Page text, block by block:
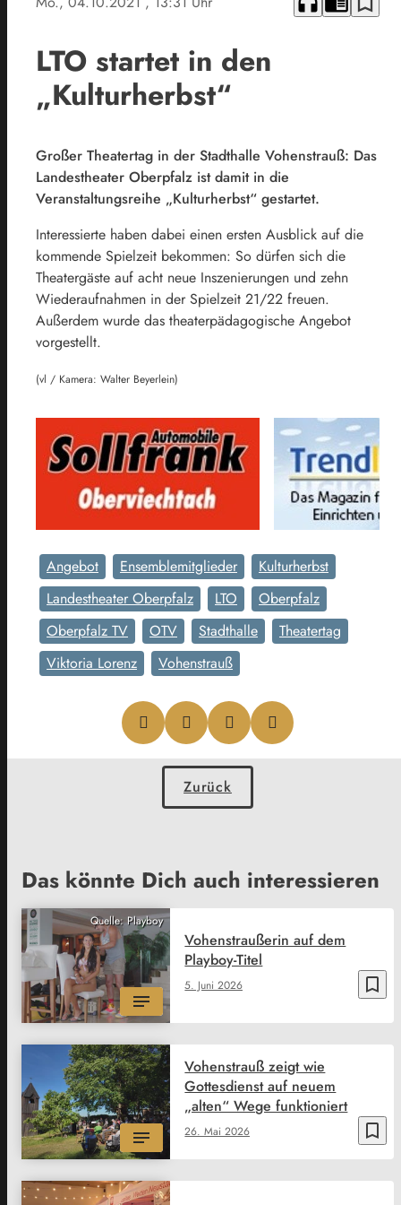
LTO startet in den
„Kulturherbst“
Großer Theatertag in der Stadthalle Vohenstrauß: Das
Landestheater Oberpfalz ist damit in die
Veranstaltungsreihe „Kulturherbst“ gestartet.
Interessierte haben dabei einen ersten Ausblick auf die
kommende Spielzeit bekommen: So dürfen sich die
Theatergäste auf acht neue Inszenierungen und zehn
Wiederaufnahmen in der Spielzeit 21/22 freuen.
Außerdem wurde das theaterpädagogische Angebot
vorgestellt.
(vl / Kamera: Walter Beyerlein)
Angebot Ensemblemitglieder
Kulturherbst
Landestheater Oberpfalz
LTO
Oberpfalz
Oberpfalz TV
OTV Stadthalle
Theatertag
Viktoria Lorenz
Vohenstrauß
Zurück
Das könnte Dich auch interessieren
Quelle: Playboy
bookmark_border
5. Juni 2026
Vohenstraußerin auf dem
Playboy-Titel
bookmark_border
26. Mai 2026
Vohenstrauß zeigt wie
Gottesdienst auf neuem
„alten“ Wege funktioniert